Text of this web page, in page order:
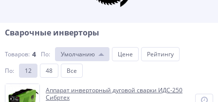
Сварочные инверторы
Товаров: 4 По: Умолчанию Цене
Рейтингу
По: 12 48 Все
Аппарат инверторный дуговой сварки ИДС-250
Сибртех